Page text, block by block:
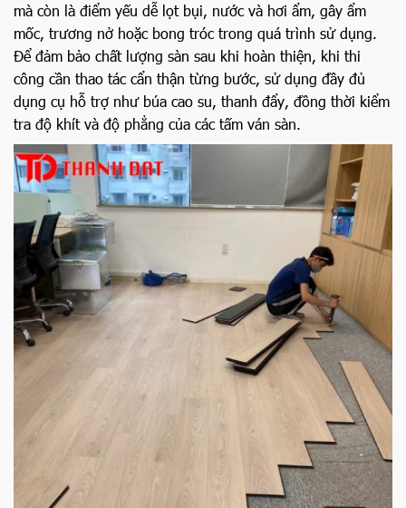
mà còn là điểm yếu dễ lọt bụi, nước và hơi ẩm, gây ẩm
mốc, trương nở hoặc bong tróc trong quá trình sử dụng.
Để đảm bảo chất lượng sàn sau khi hoàn thiện, khi thi
công cần thao tác cẩn thận từng bước, sử dụng đầy đủ
dụng cụ hỗ trợ như búa cao su, thanh đẩy, đồng thời kiểm
tra độ khít và độ phẳng của các tấm ván sàn.